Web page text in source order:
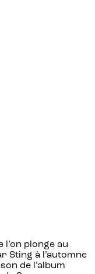
plonge au
Sting à l’automne
de l’album